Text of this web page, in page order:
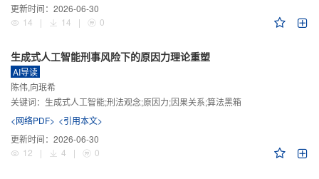
更新时间： 2026-06-30
14
| 14 | 0
生成式人工智能刑事风险下的原因力理论重塑
AI导读
陈伟,向珉希
关键词： 生成式人工智能;刑法观念;原因力;因果关系;算法黑箱
<网络PDF> <引用本文>
更新时间： 2026-06-30
12
| 4 | 0